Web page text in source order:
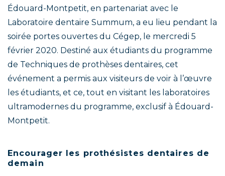
Édouard-Montpetit, en partenariat avec le
Laboratoire dentaire Summum, a eu lieu pendant la
soirée portes ouvertes du Cégep, le mercredi 5
février 2020. Destiné aux étudiants du programme
de Techniques de prothèses dentaires, cet
événement a permis aux visiteurs de voir à l’œuvre
les étudiants, et ce, tout en visitant les laboratoires
ultramodernes du programme, exclusif à Édouard-
Montpetit.
Encourager les prothésistes dentaires de
demain